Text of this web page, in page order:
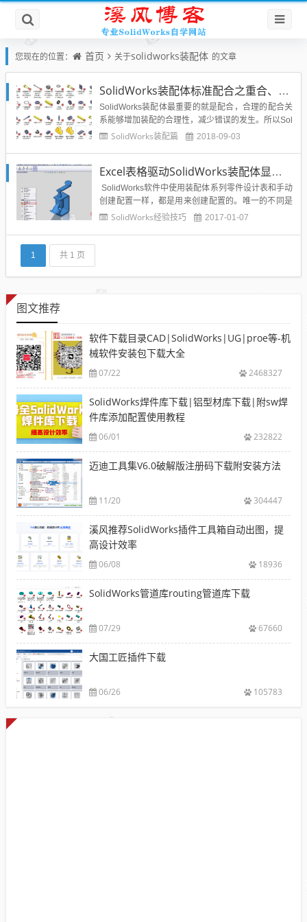
您现在的位置： 首页 关于solidworks装配体 的文章
SolidWorks装配体标准配合之重合、平行、垂直关系
SolidWorks装配体最重要的就是配合，合理的配合关
系能够增加装配的合理性，减少错误的发生。所以Sol
idWorks初学者一定要学会SolidWorks的装配体配合
orks装配体的学习，这...
SolidWorks装配篇 2018-09-03
Excel表格驱动SolidWorks装配体显示状态
SolidWorks软件中使用装配体系列零件设计表和手动
创建配置一样，都是用来创建配置的。唯一的不同是
装配体系列零件设计表是通过Excel工作表来跟踪和控
SolidWorks经验技巧 2017-01-07
1 共 1 页
图文推荐
软件下载目录CAD|SolidWorks|UG|proe等-机
械软件安装包下载大全
07/22 2468327
SolidWorks焊件库下载|铝型材库下载|附sw焊
件库添加配置使用教程
06/01 232822
迈迪工具集V6.0破解版注册码下载附安装方法
11/20 304447
溪风推荐SolidWorks插件工具箱自动出图，提
高设计效率
06/08 18936
SolidWorks管道库routing管道库下载
07/29 67660
大国工匠插件下载
06/26 105783